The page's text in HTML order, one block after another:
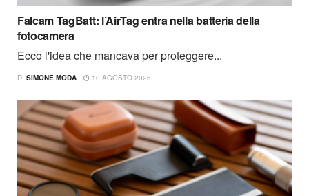
Falcam TagBatt: l’AirTag entra nella batteria della
fotocamera
Ecco l'idea che mancava per proteggere...
DI SIMONE MODA 10 AGOSTO 2026